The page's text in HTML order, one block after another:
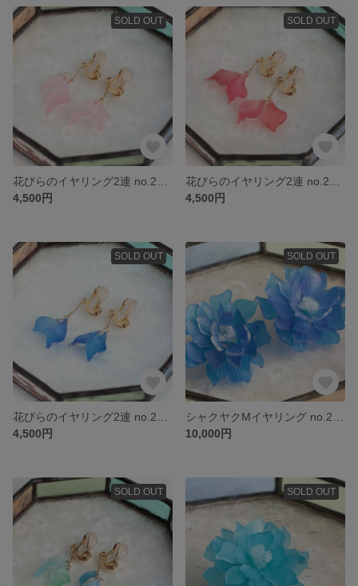
SOLD OUT
4,500円
SOLD OUT
4,500円
SOLD OUT
4,500円
SOLD OUT
10,000円
SOLD OUT SOLD OUT